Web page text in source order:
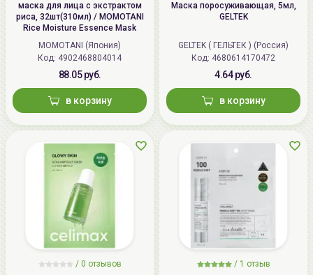
маска для лица с экстрактом
риса, 32шт(310мл) / MOMOTANI
Rice Moisture Essence Mask
MOMOTANI (Япония)
Код: 4902468804014
88.05 руб.
в корзину
Маска поросуживающая, 5мл,
GELTEK
GELTEK ( ГЕЛЬТЕК ) (Россия)
Код: 4680614170472
4.64 руб.
в корзину
/ 0 отзывов
/ 1 отзыв